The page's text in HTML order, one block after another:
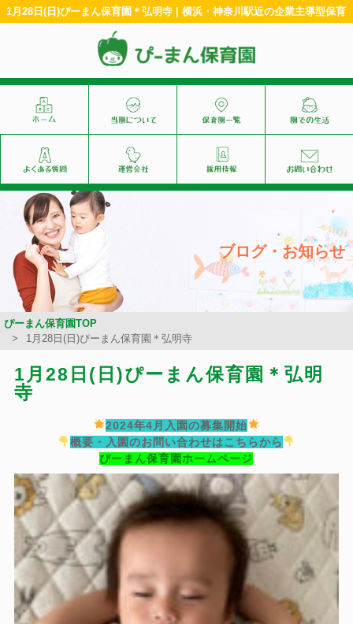
1月28日(日)ぴーまん保育園＊弘明寺 | 横浜・神奈川駅近の企業主導型保育
ブログ・お知らせ
ぴーまん保育園TOP
1月28日(日)ぴーまん保育園＊弘明寺
1月28日(日)ぴーまん保育園＊弘明
寺
2024年4月入園の募集開始
概要・入園のお問い合わせはこちらから
ぴーまん保育園ホームページ